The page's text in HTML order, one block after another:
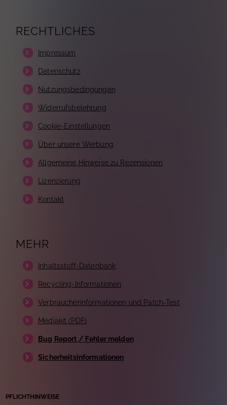
RECHTLICHES
Impressum
Datenschutz
Nutzungsbedingungen
Widerrufsbelehrung
Cookie-Einstellungen
Über unsere Werbung
Allgemeine Hinweise zu Rezensionen
Lizenzierung
Kontakt
MEHR
Inhaltsstoff-Datenbank
Recycling-Informationen
Verbraucherinformationen und Patch-Test
Mediakit (PDF)
Bug Report / Fehler melden
Sicherheitsinformationen
PFLICHTHINWEISE